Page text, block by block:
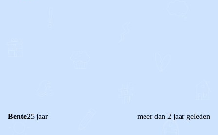
Bente25 jaar meer dan 2 jaar geleden